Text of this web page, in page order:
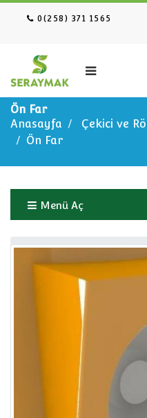
0(258) 371 1565
Ön Far
Anasayfa
Çekici ve
Ön Far
Menü Aç
Çekici ve